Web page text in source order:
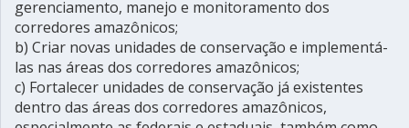
gerenciamento, manejo e monitoramento dos
corredores amazônicos;
b) Criar novas unidades de conservação e implementá-
las nas áreas dos corredores amazônicos;
c) Fortalecer unidades de conservação já existentes
dentro das áreas dos corredores amazônicos,